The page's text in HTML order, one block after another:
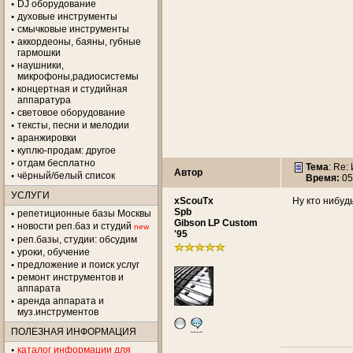
DJ оборудование
духовые инструменты
смычковые инструменты
аккордеоны, баяны, губные
гармошки
наушники,
микрофоны,радиосистемы
концертная и студийная
аппаратура
световое оборудование
тексты, песни и мелодии
аранжировки
куплю-продам: другое
отдам бесплатно
чёрный/белый список
УСЛУГИ
репетиционные базы Москвы
новости реп.баз и студий new
реп.базы, студии: обсудим
уроки, обучение
предложение и поиск услуг
ремонт инструментов и
аппарата
аренда аппарата и
муз.инструментов
ПОЛЕЗНАЯ ИНФОРМАЦИЯ
каталог информации для
Автор Тема: Re:
Время:
xScouTx
Spb
Gibson LP Custom
'95
Ну кто